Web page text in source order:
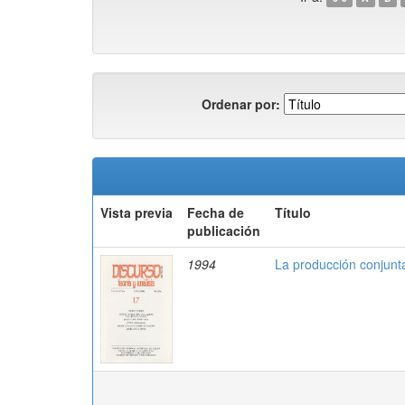
Ordenar por:
Vista previa
Fecha de
publicación
Título
1994 La producción